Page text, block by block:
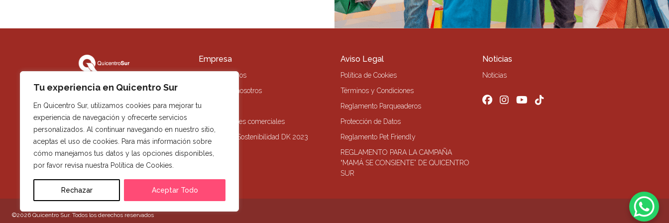
Tu experiencia en Quicentro Sur
En Quicentro Sur, utilizamos cookies para mejorar tu
experiencia de navegación y ofrecerte servicios
personalizados. Al continuar navegando en nuestro sitio,
aceptas el uso de cookies. Para más información sobre
cómo manejamos tus datos y las opciones disponibles,
por favor revisa nuestra Política de Cookies.
Rechazar Aceptar Todo
Empresa
Quiénes Somos
Trabaja con nosotros
Contacto
Alquiler locales comerciales
Memoria de Sostenibilidad DK 2023
Aviso Legal
Política de Cookies
Términos y Condiciones
Reglamento Parqueaderos
Protección de Datos
Reglamento Pet Friendly
REGLAMENTO PARA LA CAMPAÑA
“MAMÁ SE CONSIENTE” DE QUICENTRO
SUR
Noticias
Noticias
©2026 Quicentro Sur. Todos los derechos reservados